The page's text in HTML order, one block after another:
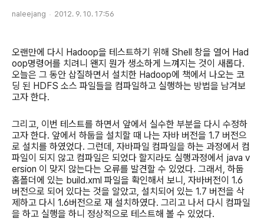
naleejang 2012. 9. 10. 17:56
오랜만에 다시 Hadoop을 테스트하기 위해 Shell 창을 열어 Had
oop명령어를 치려니 왠지 뭔가 생소하게 느껴지는 것이 새롭다.
오늘은 그 동안 삽질하면서 설치한 Hadoop에 책에서 나오는 코
딩 된 HDFS 소스 파일들을 컴파일하고 실행하는 방법을 남겨보
고자 한다.
그리고, 이번 테스트를 하면서 앞에서 실수한 부분을 다시 수정하
고자 한다. 앞에서 하둡을 설치할 때 나는 자바 버전을 1.7 버전으
로 설치를 하였었다. 그런데 , 자바파일 컴파일을 하는 과정에서 컴
파일이 되지 않고 컴파일은 되었다 할지라도 실행과정에서 java v
ersion 이 맞지 않는다는 오류를 발견할 수 있었다. 그래서, 하둡
홈폴더에 있는 build.xml 파일을 확인해서 보니 , 자바버전이 1.6
버전으로 되어 있다는 것을 알았고, 설치되어 있는 1.7 버전을 삭
제하고 다시 1.6버전으로 재 설치하였다. 그리고 나서 다시 컴파일
을 하고 실행을 하니 정상적으로 테스트해 볼 수 있었다.